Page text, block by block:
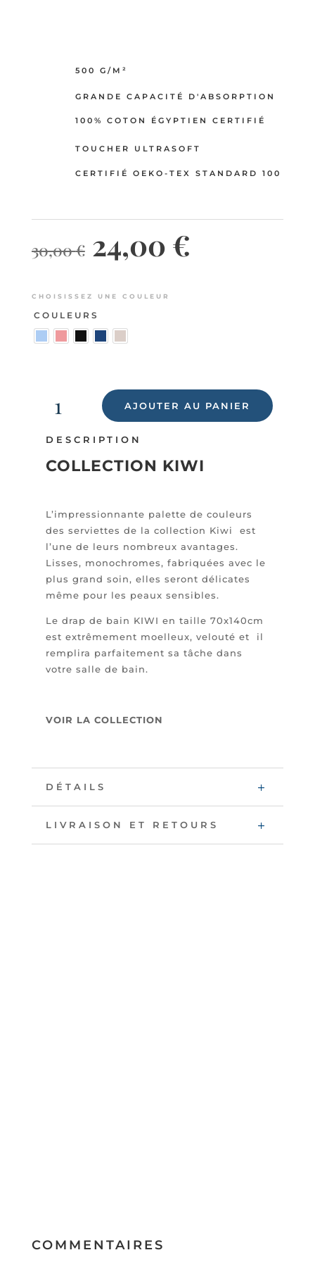
500 G/M²
GRANDE CAPACITÉ D'ABSORPTION
100% COTON ÉGYPTIEN CERTIFIÉ
TOUCHER ULTRASOFT
CERTIFIÉ OEKO-TEX STANDARD 100
30,00€ Le
prix
était :
24,00 €
est :
CHOISISSEZ UNE COULEUR
COULEURS
KIWI
DE
CM
AJOUTER AU PANIER
DESCRIPTION
COLLECTION KIWI
L’impressionnante palette de couleurs
des serviettes de la collection Kiwi est
l’une de leurs nombreux avantages.
Lisses, monochromes, fabriquées avec le
plus grand soin, elles seront délicates
même pour les peaux sensibles.
Le drap de bain KIWI en taille 70x140cm
est extrêmement moelleux, velouté et il
remplira parfaitement sa tâche dans
votre salle de bain.
VOIR LA COLLECTION
DÉTAILS
LIVRAISON ET RETOURS
COMMENTAIRES